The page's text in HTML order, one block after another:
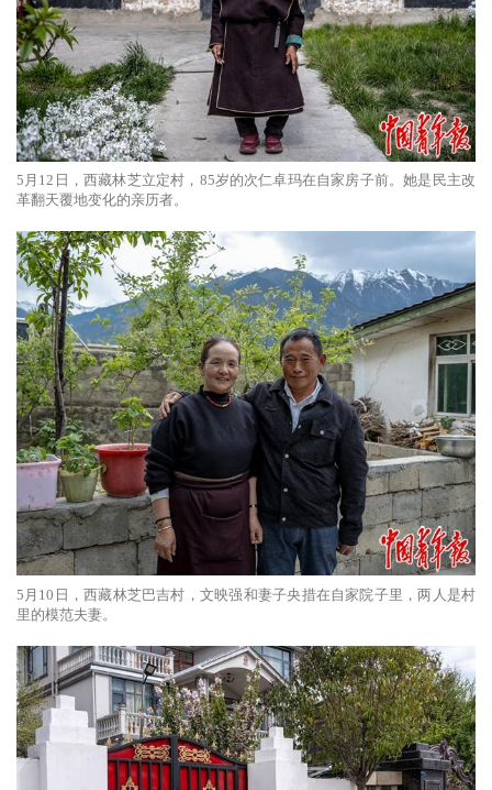
5月12日，西藏林芝立定村，85岁的次仁卓玛在自家房子前。她是民主改
革翻天覆地变化的亲历者。
5月10日，西藏林芝巴吉村，文映强和妻子央措在自家院子里，两人是村
里的模范夫妻。